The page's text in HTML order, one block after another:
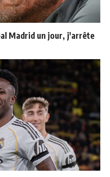
Madrid un jour, j'arrête